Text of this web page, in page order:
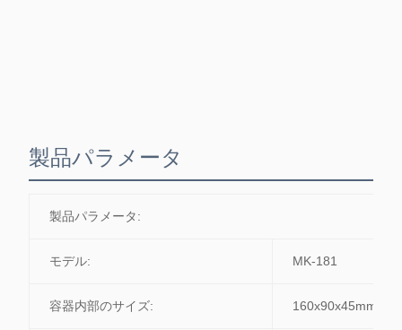
製品パラメータ
製品パラメータ:
モデル: MK-181
容器内部のサイズ: 160x90x45mm